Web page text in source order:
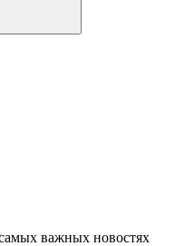
важных новостях